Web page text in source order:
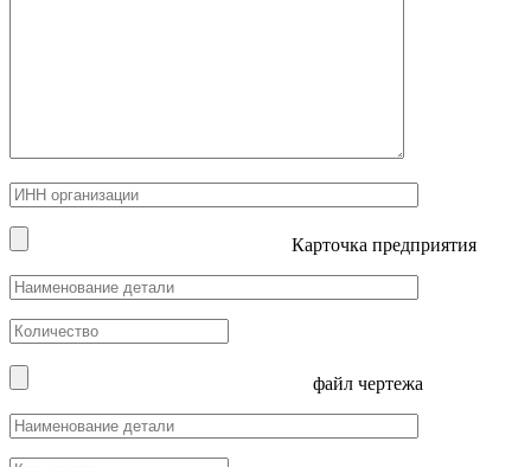
Карточка предприятия
файл чертежа